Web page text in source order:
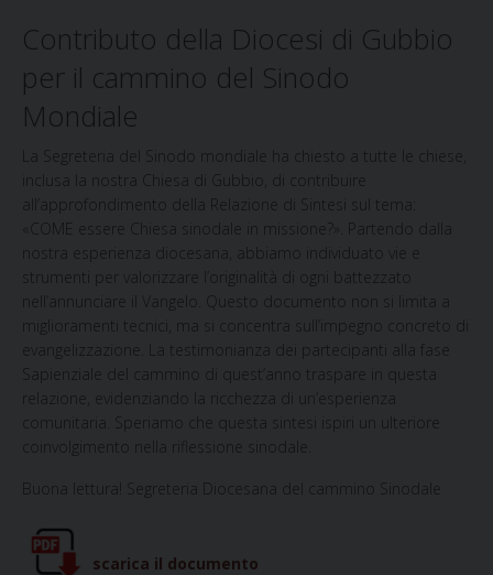
Contributo della Diocesi di Gubbio
per il cammino del Sinodo
Mondiale
La Segreteria del Sinodo mondiale ha chiesto a tutte le chiese,
inclusa la nostra Chiesa di Gubbio, di contribuire
all’approfondimento della Relazione di Sintesi sul tema:
«COME essere Chiesa sinodale in missione?». Partendo dalla
nostra esperienza diocesana, abbiamo individuato vie e
strumenti per valorizzare l’originalità di ogni battezzato
nell’annunciare il Vangelo. Questo documento non si limita a
miglioramenti tecnici, ma si concentra sull’impegno concreto di
evangelizzazione. La testimonianza dei partecipanti alla fase
Sapienziale del cammino di quest’anno traspare in questa
relazione, evidenziando la ricchezza di un’esperienza
comunitaria. Speriamo che questa sintesi ispiri un ulteriore
coinvolgimento nella riflessione sinodale.
Buona lettura! Segreteria Diocesana del cammino Sinodale
scarica il documento